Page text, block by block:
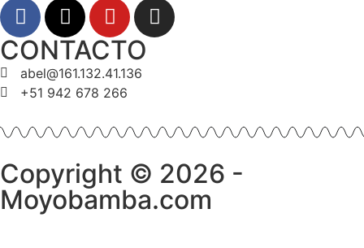
CONTACTO
abel@161.132.41.136
+51 942 678 266
Copyright © 2026 -
Moyobamba.com